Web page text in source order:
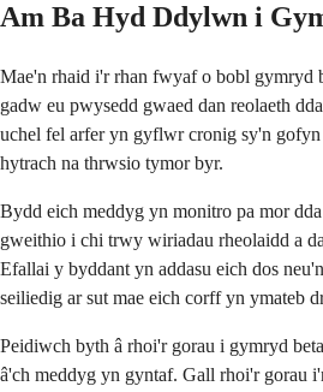
Am Ba Hyd Ddylwn i
Mae'n rhaid i'r rhan fwyaf o bobl gymryd
gadw eu pwysedd gwaed dan reolaeth
uchel fel arfer yn gyflwr cronig sy'n gofyn
hytrach na thrwsio tymor byr.
Bydd eich meddyg yn monitro pa mor
gweithio i chi trwy wiriadau rheolaidd a
Efallai y byddant yn addasu eich dos
seiliedig ar sut mae eich corff yn ymateb
Peidiwch byth â rhoi'r gorau i gymryd
â'ch meddyg yn gyntaf. Gall rhoi'r gorau